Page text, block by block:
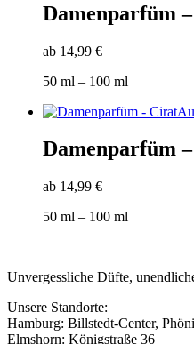
Damenparfüm
ab 14,99 €
50 ml – 100 ml
Damenparfüm
ab 14,99 €
50 ml – 100 ml
Unvergessliche Düfte,
Unsere Standorte:
Hamburg: Billstedt-Center,
Elmshorn: Königstraße 36